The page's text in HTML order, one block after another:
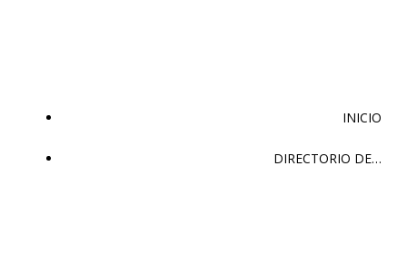
INICIO
DIRECTORIO DE…